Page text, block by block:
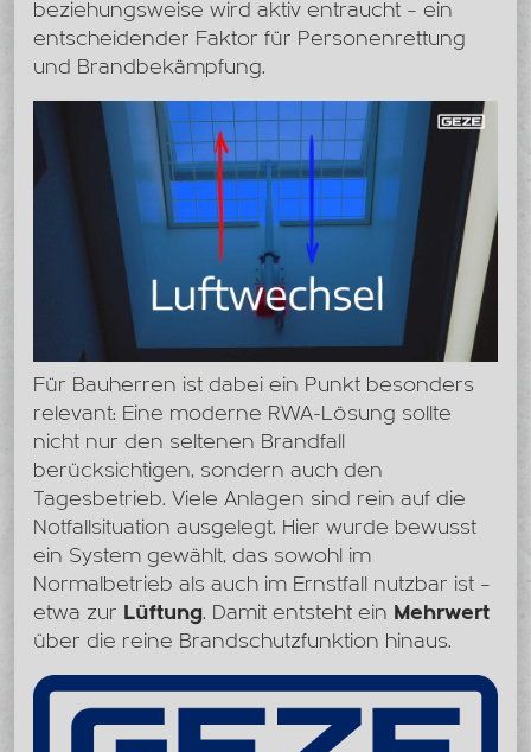
beziehungsweise wird aktiv entraucht – ein
entscheidender Faktor für Personenrettung
und Brandbekämpfung.
Für Bauherren ist dabei ein Punkt besonders
relevant: Eine moderne RWA-Lösung sollte
nicht nur den seltenen Brandfall
berücksichtigen, sondern auch den
Tagesbetrieb. Viele Anlagen sind rein auf die
Notfallsituation ausgelegt. Hier wurde bewusst
ein System gewählt, das sowohl im
Normalbetrieb als auch im Ernstfall nutzbar ist –
etwa zur Lüftung. Damit entsteht ein Mehrwert
über die reine Brandschutzfunktion hinaus.